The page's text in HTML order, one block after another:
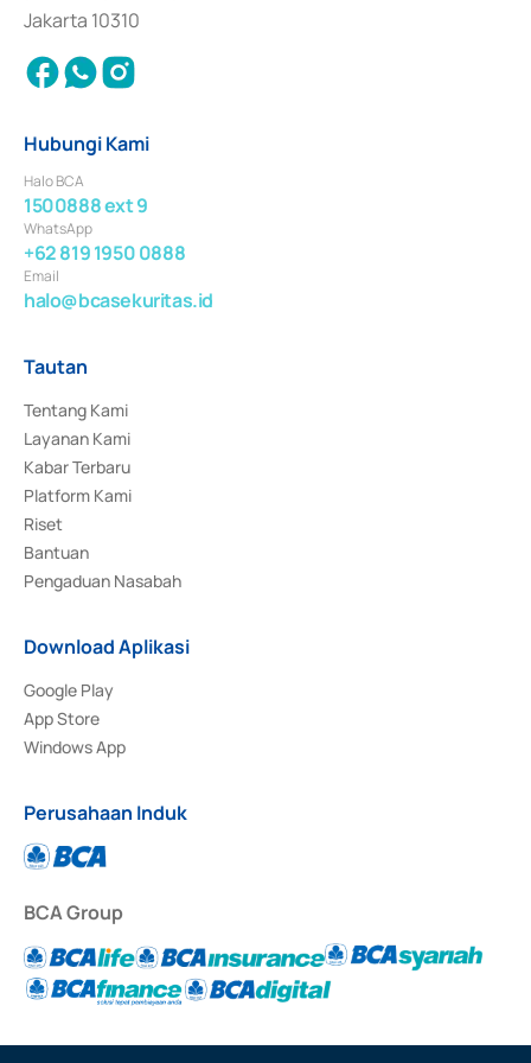
Jakarta 10310
Hubungi Kami
Halo BCA
1500888 ext 9
WhatsApp
+62 819 1950 0888
Email
halo@bcasekuritas.id
Tautan
Tentang Kami
Layanan Kami
Kabar Terbaru
Platform Kami
Riset
Bantuan
Pengaduan Nasabah
Download Aplikasi
Google Play
App Store
Windows App
Perusahaan Induk
BCA Group